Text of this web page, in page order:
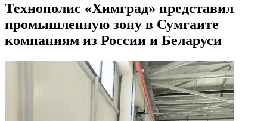
Технополис «Химград» представил
промышленную зону в Сумгаите
компаниям из России и Беларуси